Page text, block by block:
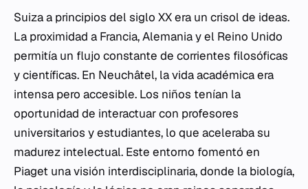
Suiza a principios del siglo XX era un crisol de ideas.
La proximidad a Francia, Alemania y el Reino Unido
permitía un flujo constante de corrientes filosóficas
y científicas. En Neuchâtel, la vida académica era
intensa pero accesible. Los niños tenían la
oportunidad de interactuar con profesores
universitarios y estudiantes, lo que aceleraba su
madurez intelectual. Este entorno fomentó en
Piaget una visión interdisciplinaria, donde la biología,